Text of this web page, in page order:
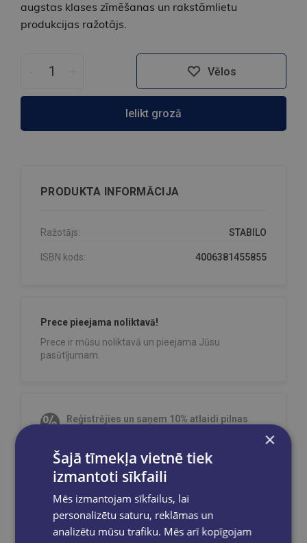
augstas klases zīmēšanas un rakstāmlietu
produkcijas ražotājs.
Vēlos
Ielikt grozā
PRODUKTA INFORMĀCIJA
Ražotājs: STABILO
ISBN kods: 4006381455855
Prece pieejama noliktavā!
Prece ir mūsu noliktavā un pieejama Jūsu
pasūtījumam.
Reģistrējies un saņem 10% atlaidi pilnas
Pasūtījumu apstrāde notiek darba dienās.
Apmaksātie pasūtījumi tiek apstrādāti un
izsūtīti 2-5 darba dienu laikā.
Bezmaksas piegādeuz OMNIVA
pakomātiem Latvijā
pasūtījumiem no €40.00.
Bezmaksas piegāde jebkurā GLOBUSS
×
Šajā tīmekļa vietnē tiek
izmantoti sīkfaili
Mēs izmantojam sīkfailus, lai
personalizētu saturu, reklāmas un
analizētu mūsu trafiku. Mēs arī kopīgojam